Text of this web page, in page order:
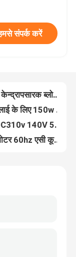
संपर्क करें
ताजा हवा प्रणाली के लिए 310v 220v केन्द्रापसारक ब्लोअर फैन BLDC फॉरवर्ड कर्व्ड ब्लोअर अल्ट्रा थिन
सोडा कॉफी मशीन के लिए 220v 115v 1 फेज इंडक्शन मोटर कार्बोनेट मोटर
400w सेंट्रल एसी यूनिट फैन मोटर 800-1300rpm हाई पावर YDK140 एल्युमिनियम शेल
इंडोर फैन ब्लोअर के लिए 115V 60HZ सिंगल फेज ब्लोअर मोटर 1/10 HP